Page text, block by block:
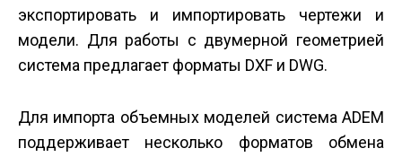
экспортировать и импортировать чертежи и
модели. Для работы с двумерной геометрией
система предлагает форматы DXF и DWG.
Для импорта объемных моделей система ADEM
поддерживает несколько форматов обмена